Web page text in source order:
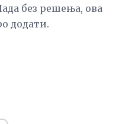
без решења, ова
додати.